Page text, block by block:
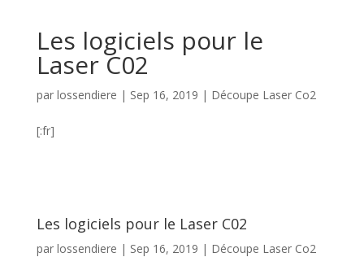
Les logiciels pour le
Laser C02
par lossendiere | Sep 16, 2019 | Découpe Laser Co2
[:fr]
Les logiciels pour le Laser C02
par lossendiere | Sep 16, 2019 | Découpe Laser Co2